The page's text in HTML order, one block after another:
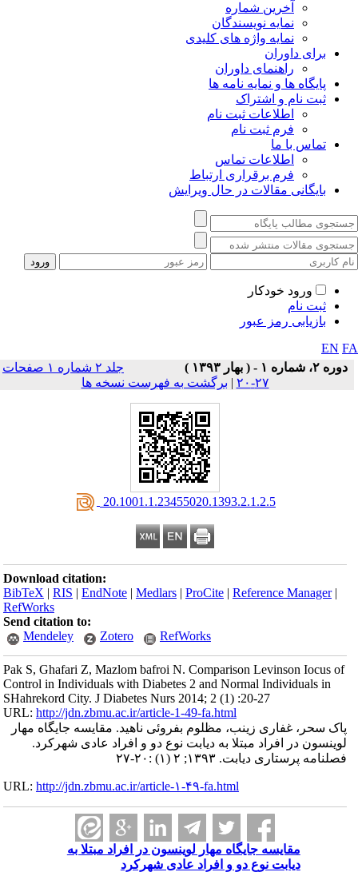
آخرین شماره
نمایه نویسندگان
نمایه واژه های کلیدی
برای داوران
راهنمای داوران
پایگاه ها و نمایه نامه ها
ثبت نام و اشتراک
اطلاعات ثبت نام
فرم ثبت نام
تماس با ما
اطلاعات تماس
فرم برقراری ارتباط
بایگانی مقالات در حال ویرایش
ورود خودکار
ثبت نام
بازیابی رمز عبور
EN
دوره ۲، شماره ۱ - ( بهار ۱۳۹۳ )
جلد ۲ شماره ۱ صفحات
۲۷-۲۰
| برگشت به فهرست نسخه ها
‎ 20.1001.1.23455020.1393.2.1.2.5
Download citation:
BibTeX |RIS |EndNote |Medlars |ProCite |Reference Manager
RefWorks
Send citation to:
Mendeley
Zotero RefWorks
Pak S, Ghafari Z, Mazlom bafroi N. Comparison Levinson Iocus of
Control in Individuals with Diabetes 2 and Normal Individuals in
SHahrekord City. J Diabetes Nurs 2014; 2 (1) :20-27
URL:http://jdn.zbmu.ac.ir/article-1-49-fa.html
پاک سحر، غفاری زینب، مظلوم بفروئی ناهید. مقایسه جایگاه مهار
لوینسون در افراد مبتلا به دیابت نوع دو و افراد عادی شهرکرد.
فصلنامه پرستاری دیابت. ۱۳۹۳; ۲ (۱) :۲۰-۲۷
URL:http://jdn.zbmu.ac.ir/article-۱-۴۹-fa.html
مقایسه جایگاه مهار لوینسون در افراد مبتلا به
دیابت نوع دو و افراد عادی شهرکرد